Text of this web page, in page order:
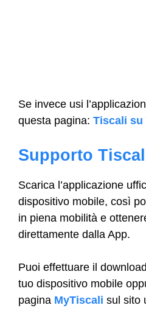
Se invece usi
questa pagina: Tiscali su
Supporto
Scarica l’applicazione
dispositivo mobile, così
in piena mobilità e
direttamente dalla App.
Puoi effettuare il
tuo dispositivo mobile
pagina MyTiscali sul sito